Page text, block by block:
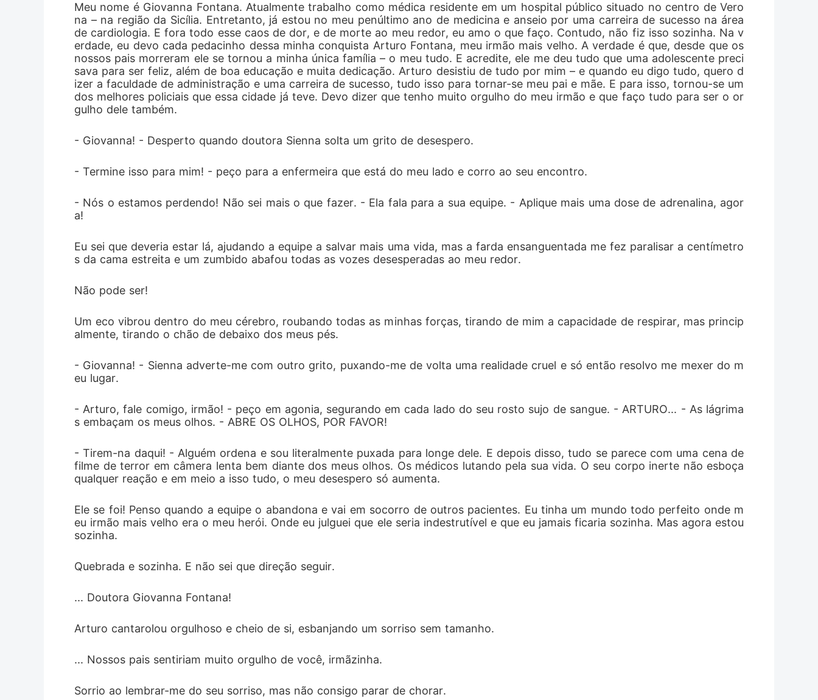
ferocidade, guarda uma verdade que muda as regras do jogo: Virna é cega. Quando ele descobre sua
fragilidade, algo inesperado desperta. O homem que vive nas sombras passa a observá-la em silêncio,
tornando-se seu protetor invisível. Sempre à espreita. Sempre vigilante. Sempre lutando contra um
sentimento que ele acredita não merecer. Mas o amor não pede permissão. E quando Virna toca o rosto de
toda fera quer ser salva - algumas só precisam ser tocadas.
Meu nome é Giovanna Fontana. Atualmente trabalho como médica residente em um hospital público situado no centro de Vero
na – na região da Sicília. Entretanto, já estou no meu penúltimo ano de medicina e anseio por uma carreira de sucesso na área
de cardiologia. E fora todo esse caos de dor, e de morte ao meu redor, eu amo o que faço. Contudo, não fiz isso sozinha. Na v
erdade, eu devo cada pedacinho dessa minha conquista Arturo Fontana, meu irmão mais velho. A verdade é que, desde que os
nossos pais morreram ele se tornou a minha única família – o meu tudo. E acredite, ele me deu tudo que uma adolescente preci
sava para ser feliz, além de boa educação e muita dedicação. Arturo desistiu de tudo por mim – e quando eu digo tudo, quero d
izer a faculdade de administração e uma carreira de sucesso, tudo isso para tornar-se meu pai e mãe. E para isso, tornou-se um
dos melhores policiais que essa cidade já teve. Devo dizer que tenho muito orgulho do meu irmão e que faço tudo para ser o or
gulho dele também.
- Giovanna! - Desperto quando doutora Sienna solta um grito de desespero.
- Termine isso para mim! - peço para a enfermeira que está do meu lado e corro ao seu encontro.
- Nós o estamos perdendo! Não sei mais o que fazer. - Ela fala para a sua equipe. - Aplique mais uma dose de adrenalina, agor
a!
Eu sei que deveria estar lá, ajudando a equipe a salvar mais uma vida, mas a farda ensanguentada me fez paralisar a centímetro
s da cama estreita e um zumbido abafou todas as vozes desesperadas ao meu redor.
Não pode ser!
Um eco vibrou dentro do meu cérebro, roubando todas as minhas forças, tirando de mim a capacidade de respirar, mas princip
almente, tirando o chão de debaixo dos meus pés.
- Giovanna! - Sienna adverte-me com outro grito, puxando-me de volta uma realidade cruel e só então resolvo me mexer do m
eu lugar.
- Arturo, fale comigo, irmão! - peço em agonia, segurando em cada lado do seu rosto sujo de sangue. - ARTURO... - As lágrima
s embaçam os meus olhos. - ABRE OS OLHOS, POR FAVOR!
- Tirem-na daqui! - Alguém ordena e sou literalmente puxada para longe dele. E depois disso, tudo se parece com uma cena de
filme de terror em câmera lenta bem diante dos meus olhos. Os médicos lutando pela sua vida. O seu corpo inerte não esboça
qualquer reação e em meio a isso tudo, o meu desespero só aumenta.
Ele se foi! Penso quando a equipe o abandona e vai em socorro de outros pacientes. Eu tinha um mundo todo perfeito onde m
eu irmão mais velho era o meu herói. Onde eu julguei que ele seria indestrutível e que eu jamais ficaria sozinha. Mas agora estou
sozinha.
Quebrada e sozinha. E não sei que direção seguir.
... Doutora Giovanna Fontana!
Arturo cantarolou orgulhoso e cheio de si, esbanjando um sorriso sem tamanho.
... Nossos pais sentiriam muito orgulho de você, irmãzinha.
Sorrio ao lembrar-me do seu sorriso, mas não consigo parar de chorar.